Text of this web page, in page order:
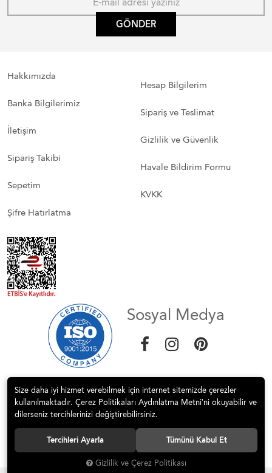
GÖNDER
Hakkımızda
Banka Bilgilerimiz
İletişim
Sipariş Takibi
Sepetim
Şifre Hatırlatma
Hesap Bilgilerim
Sipariş ve Teslimat
Gizlilik ve Güvenlik
Havale Bildirim Formu
KVKK
Sosyal Medya
© 2017 STEP MİMARLIK İNŞ. DEK HİZM.SAN.VE TİC.LTD.ŞTİ Tüm
Size daha iyi hizmet verebilmek için internet sitemizde çerezler
kullanılmaktadır. Çerez Politikaları Aydınlatma Metni’ni okuyabilir ve
dilerseniz tercihlerinizi değiştirebilirsiniz.
Tercihleri Ayarla Tümünü Kabul Et
Gizlilik ve Çerez Politikası